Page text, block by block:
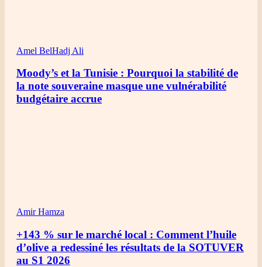
Amel BelHadj Ali
Moody’s et la Tunisie : Pourquoi la stabilité de
la note souveraine masque une vulnérabilité
budgétaire accrue
Amir Hamza
+143 % sur le marché local : Comment l’huile
d’olive a redessiné les résultats de la SOTUVER
au S1 2026